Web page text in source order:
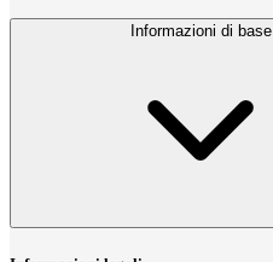
Informazioni di base